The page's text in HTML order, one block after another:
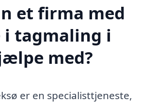
et firma med
i tagmaling i
med?
er en specialisttjeneste,